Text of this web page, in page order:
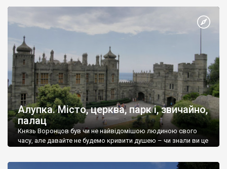
Алупка. Місто, церква, парк і, звичайно,
палац
Князь Воронцов був чи не найвідомішою людиною свого
часу, але давайте не будемо кривити душею – чи знали ви це